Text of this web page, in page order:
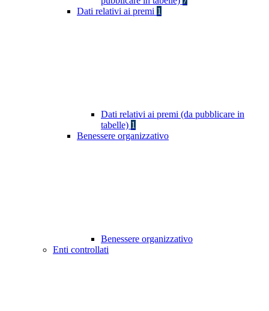
Dati relativi ai premi 1
Dati relativi ai premi (da pubblicare in
tabelle) 1
Benessere organizzativo
Benessere organizzativo
Enti controllati